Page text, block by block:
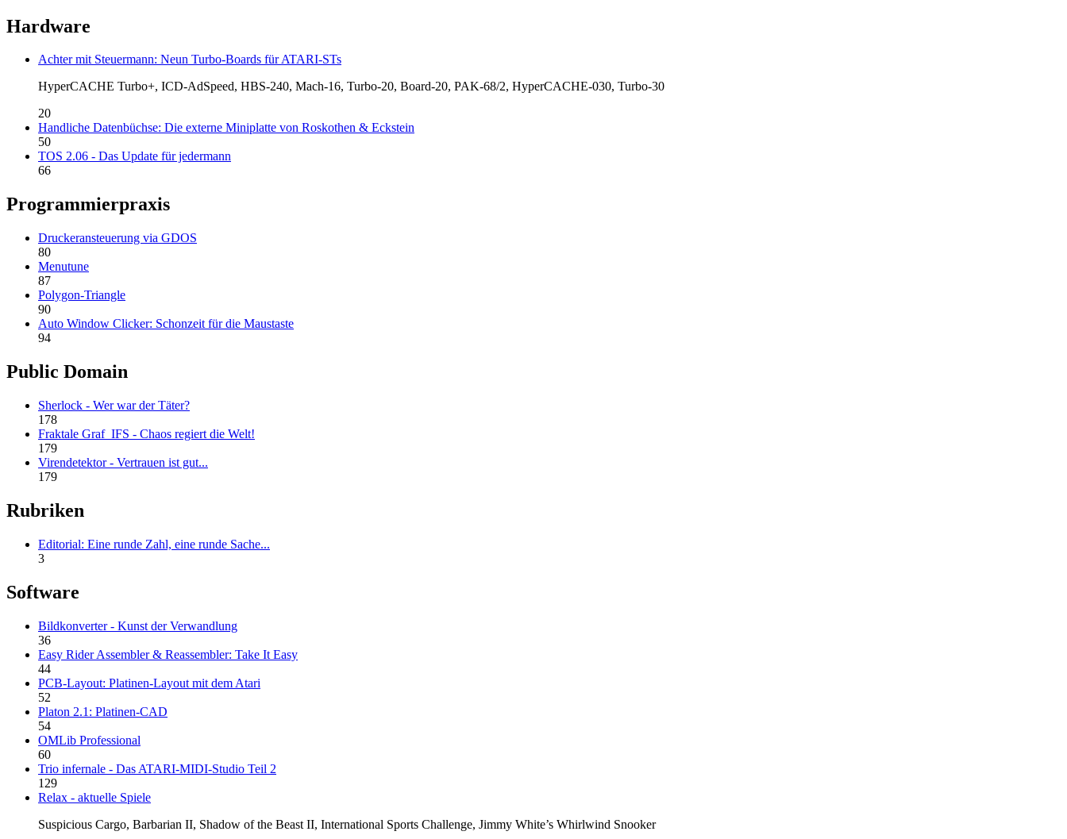
Hardware
Achter mit Steuermann: Neun Turbo-Boards für ATARI-STs
HyperCACHE Turbo+, ICD-AdSpeed, HBS-240, Mach-16, Turbo-20, Board-20, PAK-68/2, HyperCACHE-030, Turbo-30
20
Handliche Datenbüchse: Die externe Miniplatte von Roskothen & Eckstein
50
TOS 2.06 - Das Update für jedermann
66
Programmierpraxis
Druckeransteuerung via GDOS
80
Menutune
87
Polygon-Triangle
90
Auto Window Clicker: Schonzeit für die Maustaste
94
Public Domain
Sherlock - Wer war der Täter?
178
Fraktale Graf_IFS - Chaos regiert die Welt!
179
Virendetektor - Vertrauen ist gut...
179
Rubriken
Editorial: Eine runde Zahl, eine runde Sache...
3
Software
Bildkonverter - Kunst der Verwandlung
36
Easy Rider Assembler & Reassembler: Take It Easy
44
PCB-Layout: Platinen-Layout mit dem Atari
52
Platon 2.1: Platinen-CAD
54
OMLib Professional
60
Trio infernale - Das ATARI-MIDI-Studio Teil 2
129
Relax - aktuelle Spiele
Suspicious Cargo, Barbarian II, Shadow of the Beast II, International Sports Challenge, Jimmy White’s Whirlwind Snooker